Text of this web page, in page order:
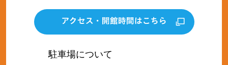
駐車場について